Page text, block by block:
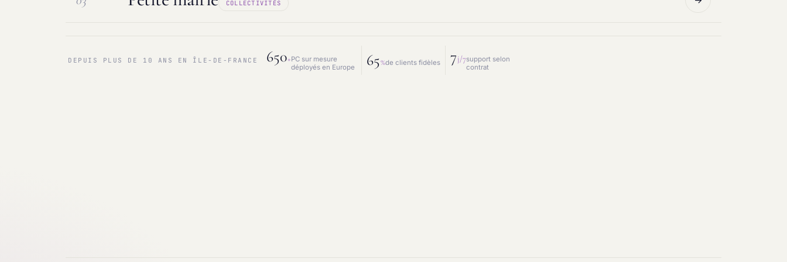
Maintenance & infogérance PC sur mesure
COLLECTIVITÉS
DEPUIS PLUS DE 10 ANS EN ÎLE-DE-FRANCE
650+PC sur mesure
déployés en Europe
65%de clients fidèles 7j/7support selon
contrat